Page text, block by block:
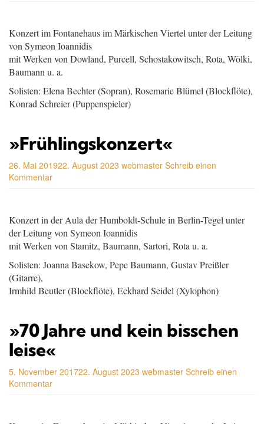
Konzert im Fontanehaus im Märkischen Viertel unter der Leitung
von Symeon Ioannidis
mit Werken von Dowland, Purcell, Schostakowitsch, Rota, Wölki,
Baumann u. a.
Solisten: Elena Bechter (Sopran), Rosemarie Blümel (Blockflöte),
Konrad Schreier (Puppenspieler)
»Frühlingskonzert«
26. Mai 201922. August 2023 webmaster Schreib einen
Kommentar
Konzert in der Aula der Humboldt-Schule in Berlin-Tegel unter
der Leitung von Symeon Ioannidis
mit Werken von Stamitz, Baumann, Sartori, Rota u. a.
Solisten: Joanna Basekow, Pepe Baumann, Gustav Preißler
(Gitarre),
Irmhild Beutler (Blockflöte), Eckhard Seidel (Xylophon)
»70 Jahre und kein bisschen
leise«
5. November 201722. August 2023 webmaster Schreib einen
Kommentar